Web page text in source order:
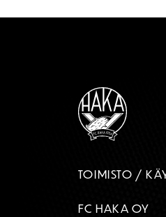
TOIMISTO /
FC HAKA OY